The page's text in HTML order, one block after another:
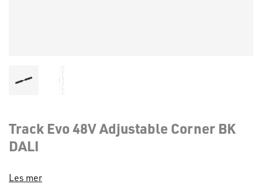
Track Evo 48V Adjustable Corner BK
DALI
Les mer